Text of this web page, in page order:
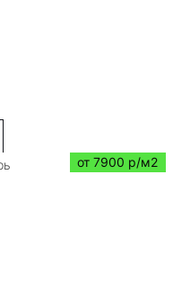
от 7900 р/м2